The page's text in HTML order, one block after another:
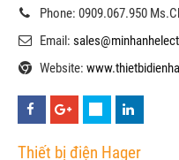
Phone: 0909.067.950
Email:
Website:
Thiết bị điện Hager